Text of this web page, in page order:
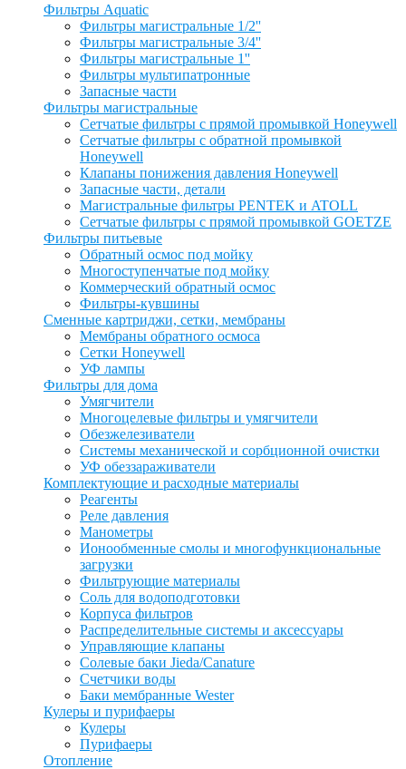
Фильтры Aquatic
Фильтры магистральные 1/2''
Фильтры магистральные 3/4''
Фильтры магистральные 1''
Фильтры мультипатронные
Запасные части
Фильтры магистральные
Сетчатые фильтры с прямой промывкой Honeywell
Сетчатые фильтры с обратной промывкой
Honeywell
Клапаны понижения давления Honeywell
Запасные части, детали
Магистральные фильтры PENTEK и ATOLL
Сетчатые фильтры с прямой промывкой GOETZE
Фильтры питьевые
Обратный осмос под мойку
Многоступенчатые под мойку
Коммерческий обратный осмос
Фильтры-кувшины
Сменные картриджи, сетки, мембраны
Мембраны обратного осмоса
Сетки Honeywell
УФ лампы
Фильтры для дома
Умягчители
Многоцелевые фильтры и умягчители
Обезжелезиватели
Системы механической и сорбционной очистки
УФ обеззараживатели
Комплектующие и расходные материалы
Реагенты
Реле давления
Манометры
Ионообменные смолы и многофункциональные
загрузки
Фильтрующие материалы
Соль для водоподготовки
Корпуса фильтров
Распределительные системы и аксессуары
Управляющие клапаны
Солевые баки Jieda/Canature
Счетчики воды
Баки мембранные Wester
Кулеры и пурифаеры
Кулеры
Пурифаеры
Отопление